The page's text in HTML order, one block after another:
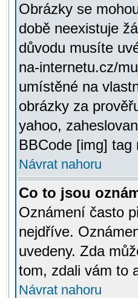
Obrázky se
době neexistuje
důvodu musíte
na-internetu.cz/
umístěné na
obrázky za
yahoo,
BBCode [img] tag
Návrat nahoru
Co to jsou
Oznámení často
nejdříve.
uvedeny. Zda
tom, zdali vám to
Návrat nahoru